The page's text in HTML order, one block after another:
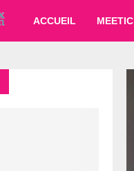
ACCUEIL MEETIC